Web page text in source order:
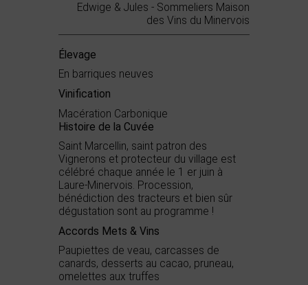
Edwige & Jules - Sommeliers Maison
des Vins du Minervois
Élevage
En barriques neuves
Vinification
Macération Carbonique
Histoire de la Cuvée
Saint Marcellin, saint patron des
Vignerons et protecteur du village est
célébré chaque année le 1 er juin à
Laure-Minervois. Procession,
bénédiction des tracteurs et bien sûr
dégustation sont au programme !
Accords Mets & Vins
Paupiettes de veau, carcasses de
canards, desserts au cacao, pruneau,
omelettes aux truffes